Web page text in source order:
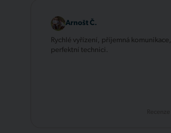
Arnošt Č.
Rychlé vyřízení, příjemná komunikace,
perfektní technici.